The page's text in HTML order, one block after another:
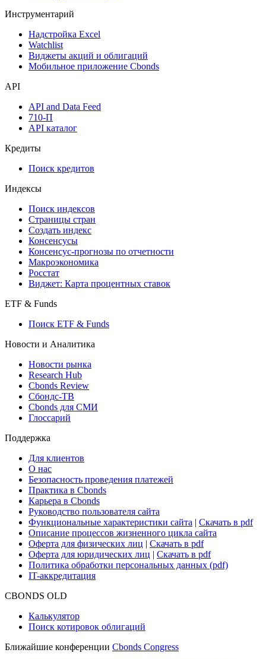
Инструментарий
Надстройка Excel
Watchlist
Виджеты акций и облигаций
Мобильное приложение Cbonds
API
API and Data Feed
710-П
API каталог
Кредиты
Поиск кредитов
Индексы
Поиск индексов
Страницы стран
Создать индекс
Консенсусы
Консенсус-прогнозы по отчетности
Макроэкономика
Росстат
Виджет: Карта процентных ставок
ETF & Funds
Поиск ETF & Funds
Новости и Аналитика
Новости рынка
Research Hub
Cbonds Review
Сбондс-ТВ
Cbonds для СМИ
Глоссарий
Поддержка
Для клиентов
О нас
Безопасность проведения платежей
Практика в Cbonds
Карьера в Cbonds
Руководство пользователя сайта
Функциональные характеристики сайта | Скачать в pdf
Описание процессов жизненного цикла сайта
Оферта для физических лиц | Скачать в pdf
Оферта для юридических лиц | Скачать в pdf
Политика обработки персональных данных (pdf)
IT-аккредитация
CBONDS OLD
Калькулятор
Поиск котировок облигаций
Ближайшие конференции Cbonds Congress